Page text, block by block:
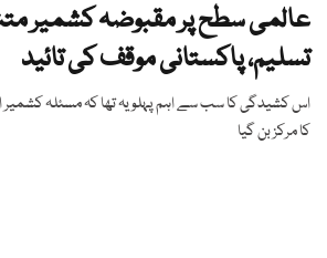
عالمی سطح پر مقبوضہ کشمیر
تسلیم، پاکستانی موقف کی تائید
اس کشیدگی کا سب سے اہم پہلو یہ تھا کہ مسئلہ کشمیر
کا مرکز بن گیا